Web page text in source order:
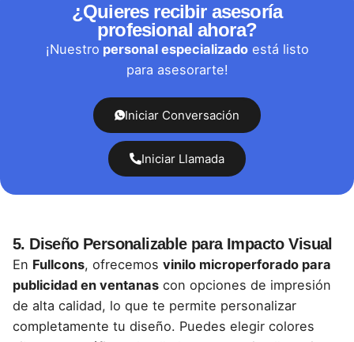
¿Quieres recibir asesoría
profesional ahora?
¡Nuestro personal especializadoestá listo
para asesorarte!
Iniciar Conversación
Iniciar Llamada
5. Diseño Personalizable para Impacto Visual
En Fullcons, ofrecemos vinilo microperforado para
publicidad en ventanas con opciones de impresión
de alta calidad, lo que te permite personalizar
completamente tu diseño. Puedes elegir colores